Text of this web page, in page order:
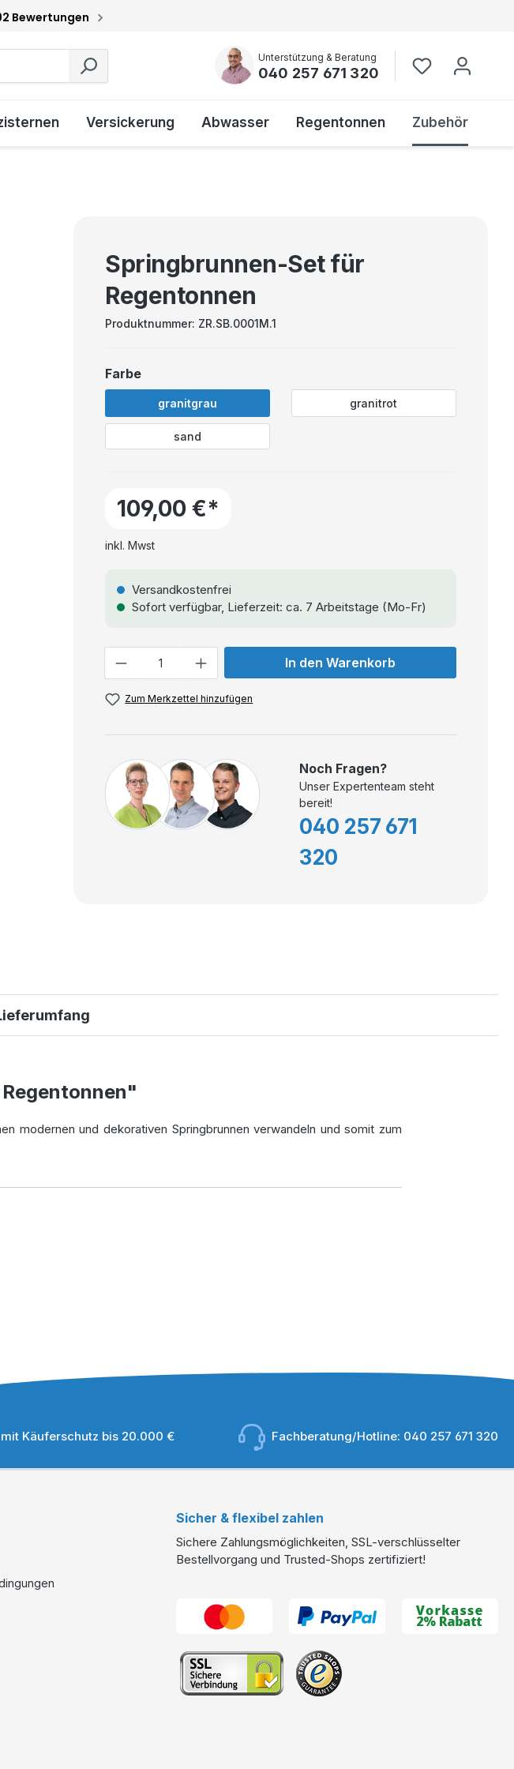
Bewertungen
Unterstützung & Beratung
040 257 671 320
Versickerung Abwasser Regentonnen Zubehör
Springbrunnen-Set für
Regentonnen
Produktnummer: ZR.SB.0001M.1
Farbe
granitgrau granitrot
sand
109,00 €*
inkl. Mwst
Versandkostenfrei
Sofort verfügbar, Lieferzeit: ca. 7 Arbeitstage (Mo-Fr)
In den Warenkorb
Zum Merkzettel hinzufügen
Noch Fragen?
Unser Expertenteam steht
bereit!
040 257 671
320
modernen und dekorativen Springbrunnen verwandeln und somit zum
Käuferschutz bis 20.000 € Fachberatung/Hotline: 040 257 671 320
Sicher & flexibel zahlen
Sichere Zahlungsmöglichkeiten, SSL-verschlüsselter
Bestellvorgang und Trusted-Shops zertifiziert!